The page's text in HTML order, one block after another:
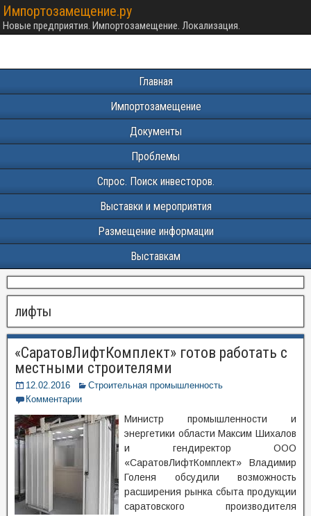
Импортозамещение.ру
Новые предприятия. Импортозамещение. Локализация.
Главная
Импортозамещение
Документы
Проблемы
Спрос. Поиск инвесторов.
Выставки и мероприятия
Размещение информации
Выставкам
лифты
«СаратовЛифтКомплект» готов работать с
местными строителями
12.02.2016
Строительная промышленность
Комментарии
Министр промышленности и
энергетики области Максим Шихалов
и гендиректор ООО
«СаратовЛифтКомплект» Владимир
Голеня обсудили возможность
расширения рынка сбыта продукции
саратовского производителя